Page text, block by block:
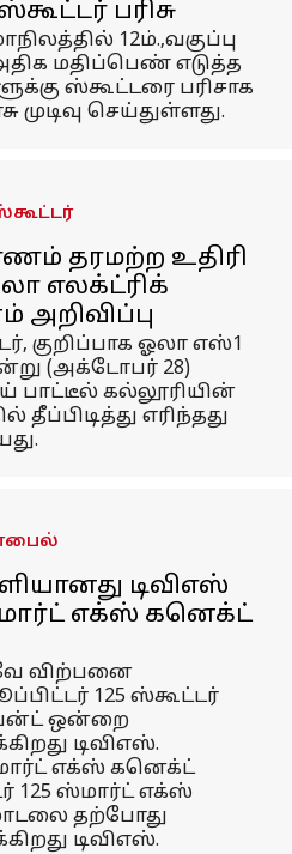
பரிசு
12ம்.,வகுப்பு
மதிப்பெண் எடுத்த
ஸ்கூட்டரை பரிசாக
செய்துள்ளது.
தரமற்ற உதிரி
எலக்ட்ரிக்
அறிவிப்பு
குறிப்பாக ஓலா எஸ்1
(அக்டோபர் 28)
பாட்டீல் கல்லூரியின்
தீப்பிடித்து எரிந்தது
டிவிஎஸ்
எக்ஸ் கனெக்ட்
விற்பனை
125 ஸ்கூட்டர்
ஒன்றை
டிவிஎஸ்.
எக்ஸ் கனெக்ட்
125 ஸ்மார்ட் எக்ஸ்
தற்போது
டிவிஎஸ்.